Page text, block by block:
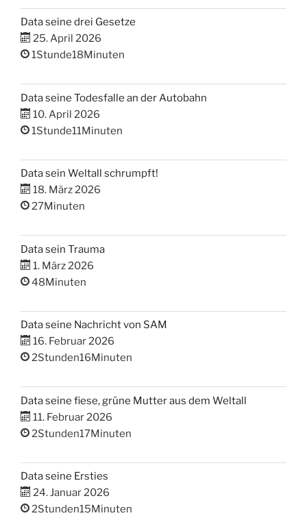
Data seine drei Gesetze
25. April 2026
1Stunde18Minuten
Data seine Todesfalle an der Autobahn
10. April 2026
1Stunde11Minuten
Data sein Weltall schrumpft!
18. März 2026
27Minuten
Data sein Trauma
1. März 2026
48Minuten
Data seine Nachricht von SAM
16. Februar 2026
2Stunden16Minuten
Data seine fiese, grüne Mutter aus dem Weltall
11. Februar 2026
2Stunden17Minuten
Data seine Ersties
24. Januar 2026
2Stunden15Minuten